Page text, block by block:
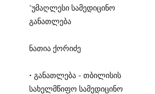
*უმაღლესი სამედიცინო
განათლება
ნათია ქორიძე
• განათლება - თბილისის
სახელმწიფო სამედიცინო